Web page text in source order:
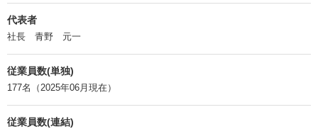
代表者
社長 青野 元一
従業員数(単独)
177名（2025年06月現在）
従業員数(連結)